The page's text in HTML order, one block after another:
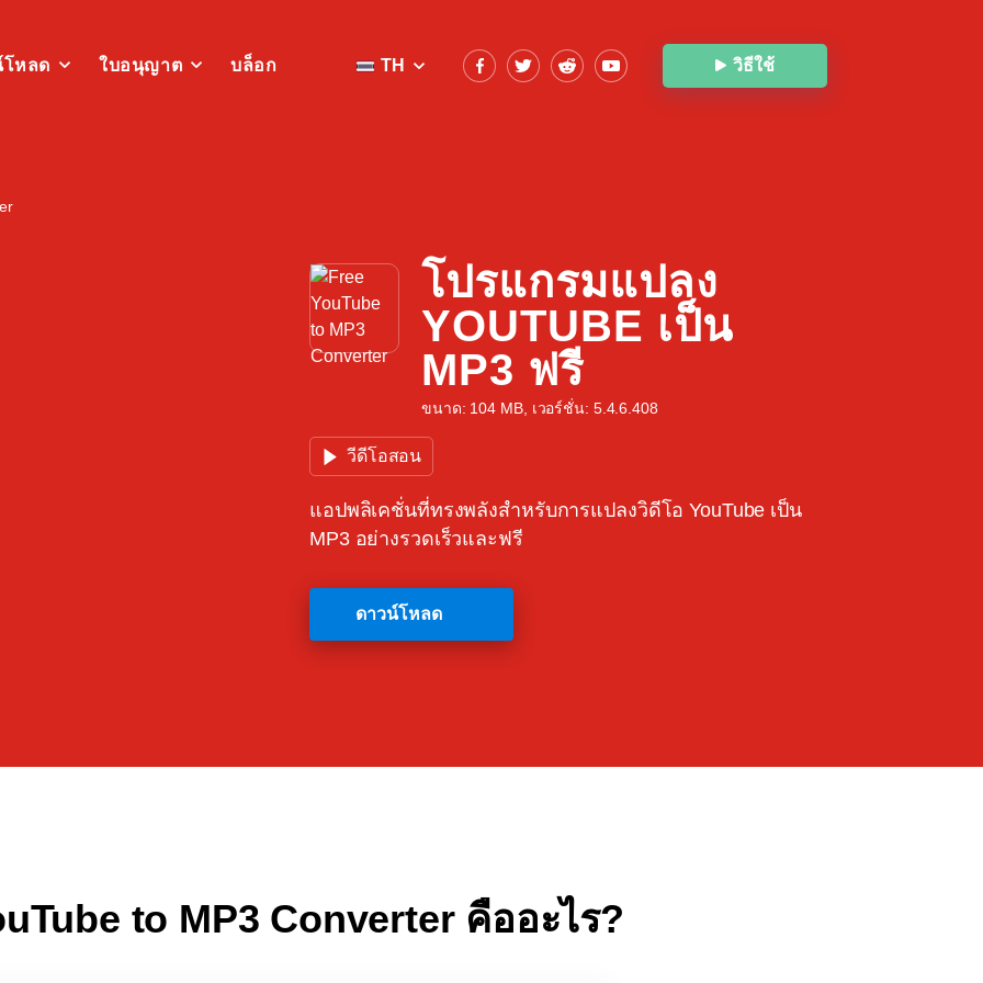
โหลด ใบอนุญาต บล็อก TH วิธีใช้
โปรแกรมแปลง
YOUTUBE เป็น
MP3 ฟรี
ขนาด: 104 MB, เวอร์ชั่น: 5.4.6.408
วีดีโอสอน
แอปพลิเคชั่นที่ทรงพลังสำหรับการแปลงวิดีโอ YouTube เป็น
MP3 อย่างรวดเร็วและฟรี
ดาวน์โหลด
to MP3 Converter คืออะไร?